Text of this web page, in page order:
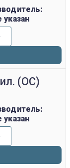
указан
(ОС)
указан